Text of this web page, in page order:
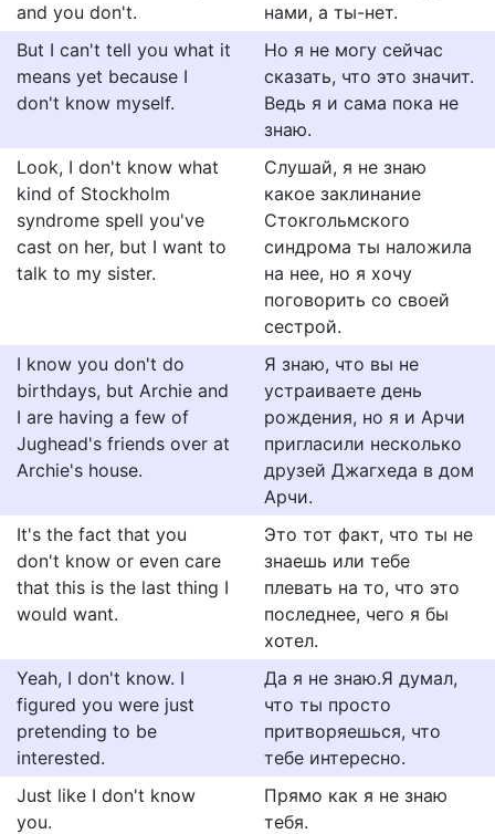
and you don't.
нами, а ты-нет.
But I can't tell you what it
means yet because I
don't know myself.
Но я не могу сейчас
сказать, что это значит.
Ведь я и сама пока не
знаю.
Look, I don't know what
kind of Stockholm
syndrome spell you've
cast on her, but I want to
talk to my sister.
Слушай, я не знаю
какое заклинание
Стокгольмского
синдрома ты наложила
на нее, но я хочу
поговорить со своей
сестрой.
I know you don't do
birthdays, but Archie and
I are having a few of
Jughead's friends over at
Archie's house.
Я знаю, что вы не
устраиваете день
рождения, но я и Арчи
пригласили несколько
друзей Джагхеда в дом
Арчи.
It's the fact that you
don't know or even care
that this is the last thing I
would want.
Это тот факт, что ты не
знаешь или тебе
плевать на то, что это
последнее, чего я бы
хотел.
Yeah, I don't know. I
figured you were just
pretending to be
interested.
Да я не знаю.Я думал,
что ты просто
притворяешься, что
тебе интересно.
Just like I don't know
you.
Прямо как я не знаю
тебя.